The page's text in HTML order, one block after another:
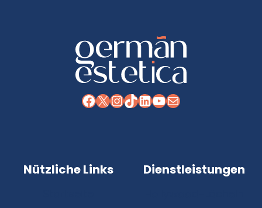
Facebook
X Instagram
TikTok
LinkedIn
YouTube
E-Mail
Nützliche Links Dienstleistungen